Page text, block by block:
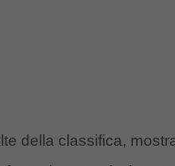
della classifica,